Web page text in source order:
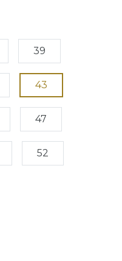
39
43
47
52